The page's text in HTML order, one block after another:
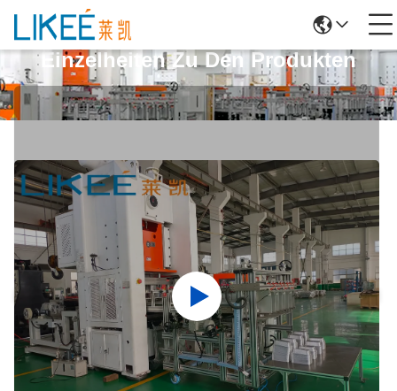
Einzelheiten Zu Den Produkten